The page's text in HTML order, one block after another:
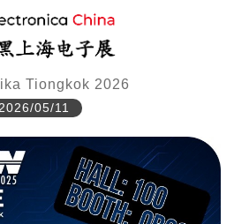
Tiongkok 2026
05/11